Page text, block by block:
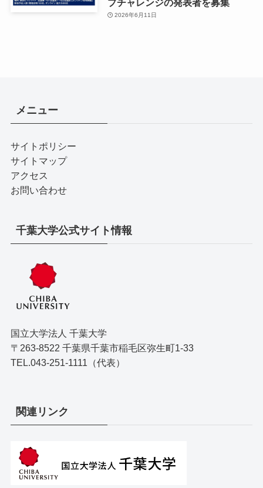
2026年6月11日
メニュー
サイトポリシー
サイトマップ
アクセス
お問い合わせ
千葉大学公式サイト情報
国立大学法人 千葉大学
〒263-8522 千葉県千葉市稲毛区弥生町1-33
TEL.043-251-1111（代表）
関連リンク